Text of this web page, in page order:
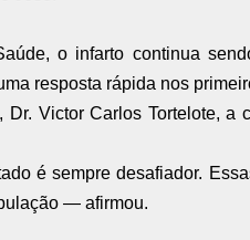
o infarto continua
resposta rápida nos
Victor Carlos Tortelote, a
é sempre desafiador.
— afirmou.